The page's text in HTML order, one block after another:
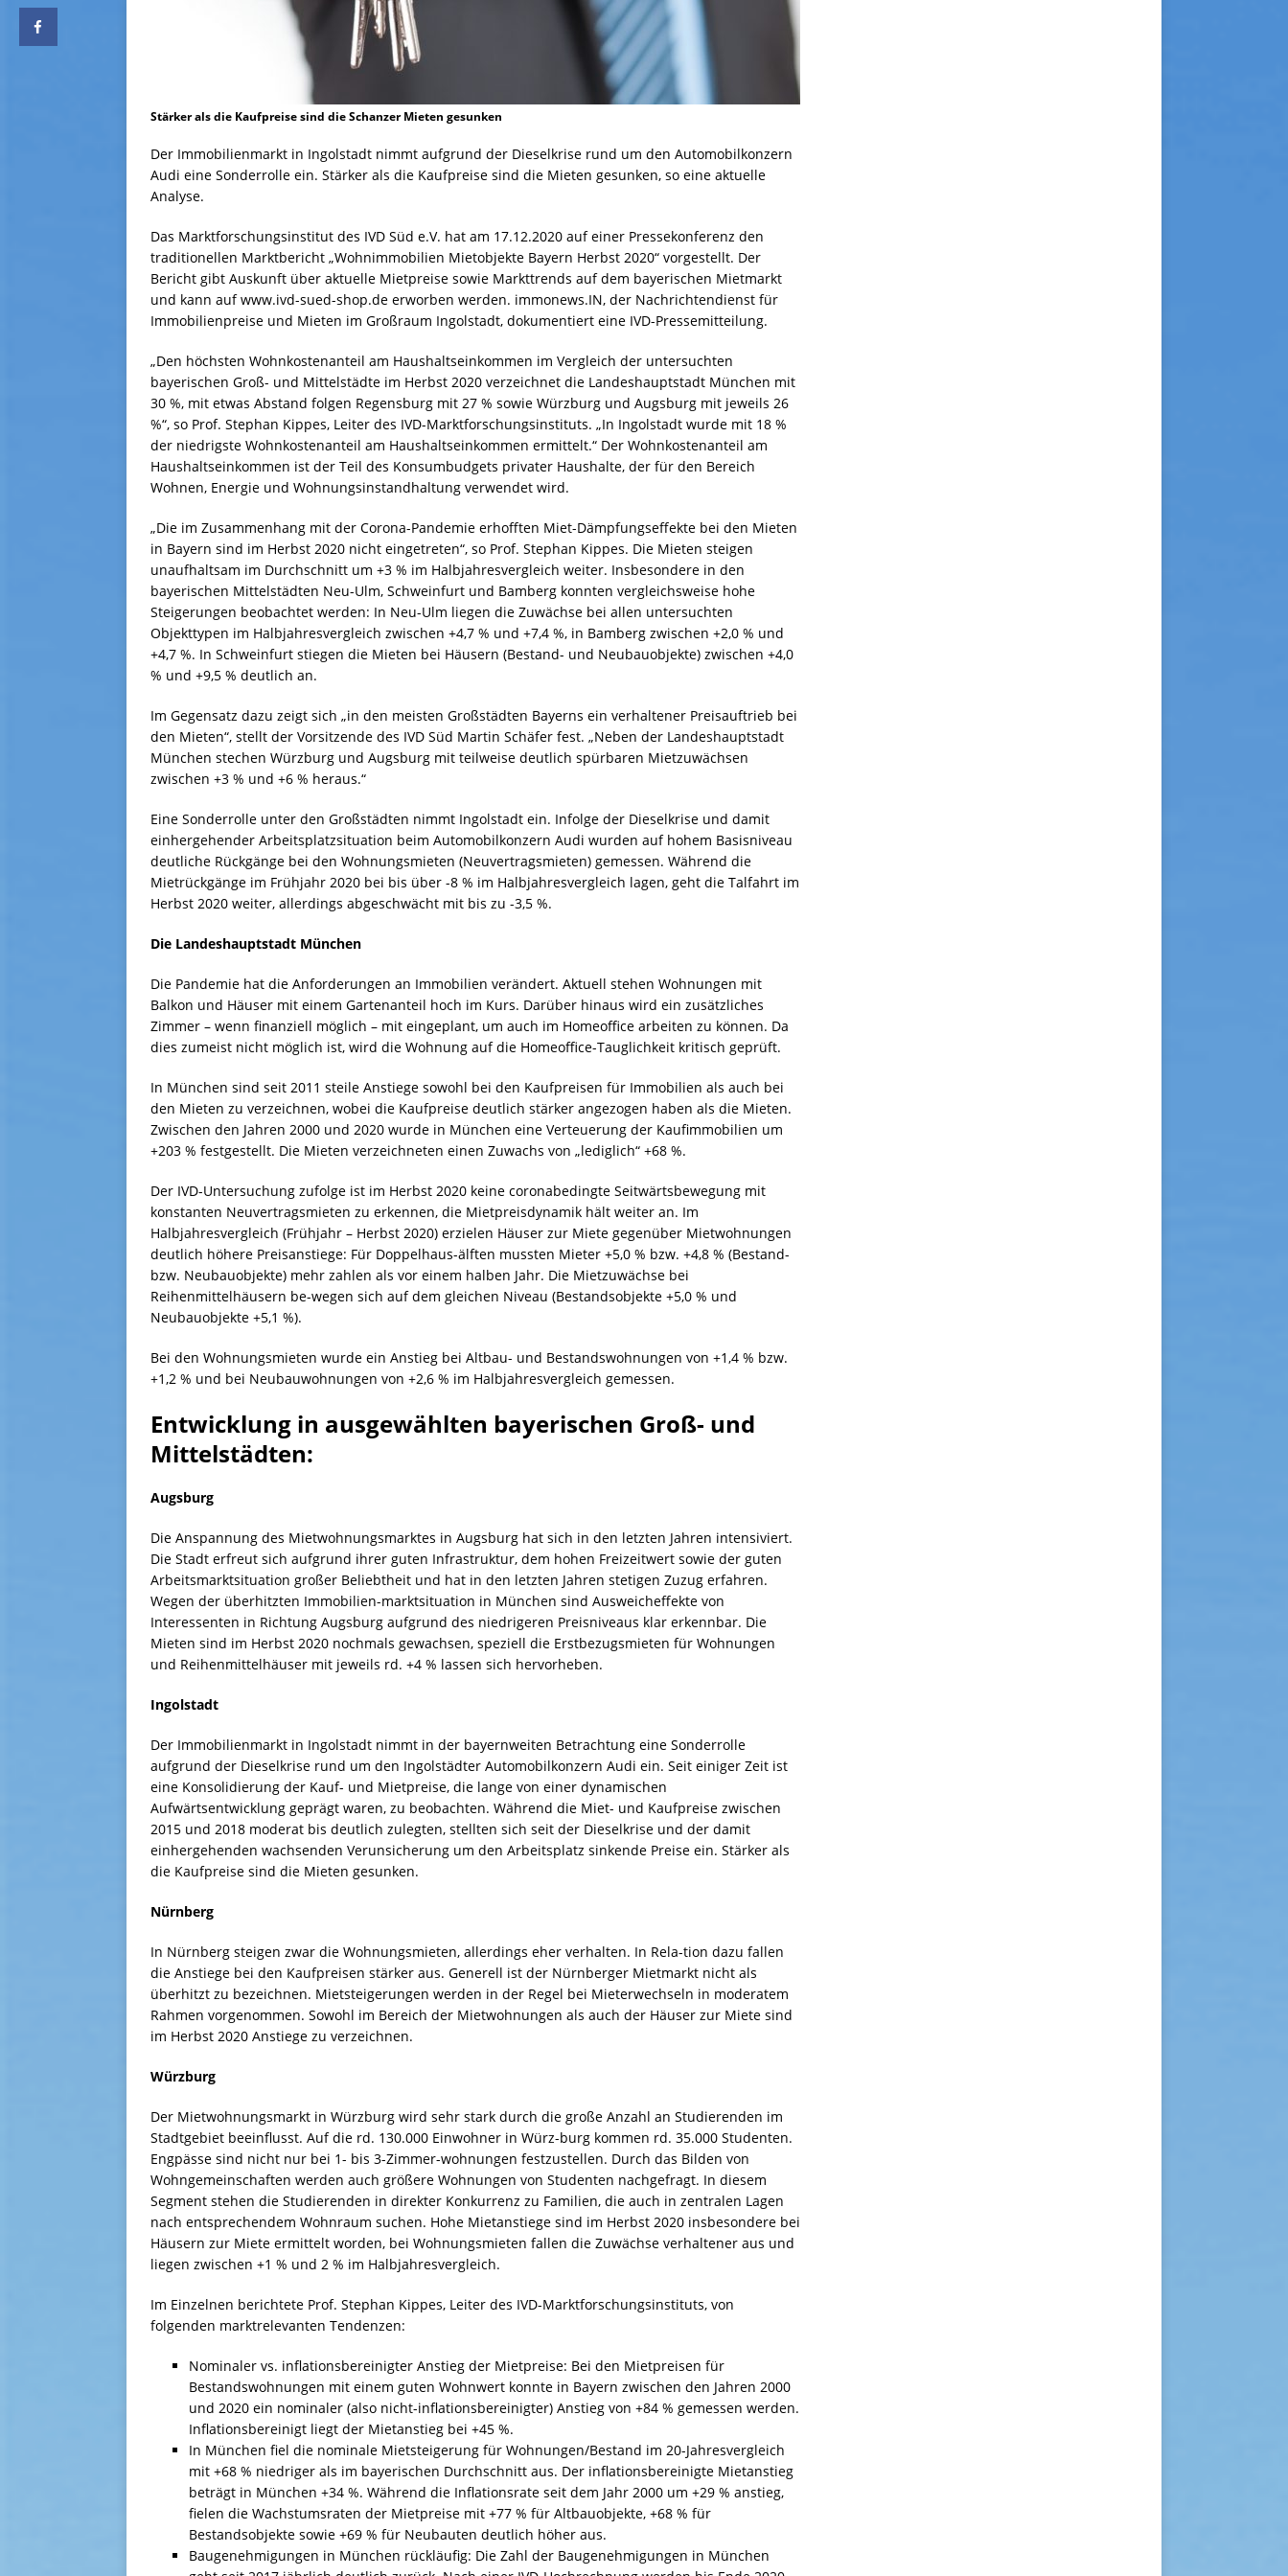
Stärker als die Kaufpreise sind die Schanzer Mieten gesunken
Der Immobilienmarkt in Ingolstadt nimmt aufgrund der Dieselkrise rund um den Automobilkonzern
Audi eine Sonderrolle ein. Stärker als die Kaufpreise sind die Mieten gesunken, so eine aktuelle
Analyse.
Das Marktforschungsinstitut des IVD Süd e.V. hat am 17.12.2020 auf einer Pressekonferenz den
traditionellen Marktbericht „Wohnimmobilien Mietobjekte Bayern Herbst 2020“ vorgestellt. Der
Bericht gibt Auskunft über aktuelle Mietpreise sowie Markttrends auf dem bayerischen Mietmarkt
und kann auf www.ivd-sued-shop.de erworben werden. immonews.IN, der Nachrichtendienst für
Immobilienpreise und Mieten im Großraum Ingolstadt, dokumentiert eine IVD-Pressemitteilung.
„Den höchsten Wohnkostenanteil am Haushaltseinkommen im Vergleich der untersuchten
bayerischen Groß- und Mittelstädte im Herbst 2020 verzeichnet die Landeshauptstadt München mit
30 %, mit etwas Abstand folgen Regensburg mit 27 % sowie Würzburg und Augsburg mit jeweils 26
%“, so Prof. Stephan Kippes, Leiter des IVD-Marktforschungsinstituts. „In Ingolstadt wurde mit 18 %
der niedrigste Wohnkostenanteil am Haushaltseinkommen ermittelt.“ Der Wohnkostenanteil am
Haushaltseinkommen ist der Teil des Konsumbudgets privater Haushalte, der für den Bereich
Wohnen, Energie und Wohnungsinstandhaltung verwendet wird.
„Die im Zusammenhang mit der Corona-Pandemie erhofften Miet-Dämpfungseffekte bei den Mieten
in Bayern sind im Herbst 2020 nicht eingetreten“, so Prof. Stephan Kippes. Die Mieten steigen
unaufhaltsam im Durchschnitt um +3 % im Halbjahresvergleich weiter. Insbesondere in den
bayerischen Mittelstädten Neu-Ulm, Schweinfurt und Bamberg konnten vergleichsweise hohe
Steigerungen beobachtet werden: In Neu-Ulm liegen die Zuwächse bei allen untersuchten
Objekttypen im Halbjahresvergleich zwischen +4,7 % und +7,4 %, in Bamberg zwischen +2,0 % und
+4,7 %. In Schweinfurt stiegen die Mieten bei Häusern (Bestand- und Neubauobjekte) zwischen +4,0
% und +9,5 % deutlich an.
Im Gegensatz dazu zeigt sich „in den meisten Großstädten Bayerns ein verhaltener Preisauftrieb bei
den Mieten“, stellt der Vorsitzende des IVD Süd Martin Schäfer fest. „Neben der Landeshauptstadt
München stechen Würzburg und Augsburg mit teilweise deutlich spürbaren Mietzuwächsen
zwischen +3 % und +6 % heraus.“
Eine Sonderrolle unter den Großstädten nimmt Ingolstadt ein. Infolge der Dieselkrise und damit
einhergehender Arbeitsplatzsituation beim Automobilkonzern Audi wurden auf hohem Basisniveau
deutliche Rückgänge bei den Wohnungsmieten (Neuvertragsmieten) gemessen. Während die
Mietrückgänge im Frühjahr 2020 bei bis über -8 % im Halbjahresvergleich lagen, geht die Talfahrt im
Herbst 2020 weiter, allerdings abgeschwächt mit bis zu -3,5 %.
Die Landeshauptstadt München
Die Pandemie hat die Anforderungen an Immobilien verändert. Aktuell stehen Wohnungen mit
Balkon und Häuser mit einem Gartenanteil hoch im Kurs. Darüber hinaus wird ein zusätzliches
Zimmer – wenn finanziell möglich – mit eingeplant, um auch im Homeoffice arbeiten zu können. Da
dies zumeist nicht möglich ist, wird die Wohnung auf die Homeoffice-Tauglichkeit kritisch geprüft.
In München sind seit 2011 steile Anstiege sowohl bei den Kaufpreisen für Immobilien als auch bei
den Mieten zu verzeichnen, wobei die Kaufpreise deutlich stärker angezogen haben als die Mieten.
Zwischen den Jahren 2000 und 2020 wurde in München eine Verteuerung der Kaufimmobilien um
+203 % festgestellt. Die Mieten verzeichneten einen Zuwachs von „lediglich“ +68 %.
Der IVD-Untersuchung zufolge ist im Herbst 2020 keine coronabedingte Seitwärtsbewegung mit
konstanten Neuvertragsmieten zu erkennen, die Mietpreisdynamik hält weiter an. Im
Halbjahresvergleich (Frühjahr – Herbst 2020) erzielen Häuser zur Miete gegenüber Mietwohnungen
deutlich höhere Preisanstiege: Für Doppelhaus-älften mussten Mieter +5,0 % bzw. +4,8 % (Bestand-
bzw. Neubauobjekte) mehr zahlen als vor einem halben Jahr. Die Mietzuwächse bei
Reihenmittelhäusern be-wegen sich auf dem gleichen Niveau (Bestandsobjekte +5,0 % und
Neubauobjekte +5,1 %).
Bei den Wohnungsmieten wurde ein Anstieg bei Altbau- und Bestandswohnungen von +1,4 % bzw.
+1,2 % und bei Neubauwohnungen von +2,6 % im Halbjahresvergleich gemessen.
Entwicklung in ausgewählten bayerischen Groß- und
Mittelstädten:
Augsburg
Die Anspannung des Mietwohnungsmarktes in Augsburg hat sich in den letzten Jahren intensiviert.
Die Stadt erfreut sich aufgrund ihrer guten Infrastruktur, dem hohen Freizeitwert sowie der guten
Arbeitsmarktsituation großer Beliebtheit und hat in den letzten Jahren stetigen Zuzug erfahren.
Wegen der überhitzten Immobilien-marktsituation in München sind Ausweicheffekte von
Interessenten in Richtung Augsburg aufgrund des niedrigeren Preisniveaus klar erkennbar. Die
Mieten sind im Herbst 2020 nochmals gewachsen, speziell die Erstbezugsmieten für Wohnungen
und Reihenmittelhäuser mit jeweils rd. +4 % lassen sich hervorheben.
Ingolstadt
Der Immobilienmarkt in Ingolstadt nimmt in der bayernweiten Betrachtung eine Sonderrolle
aufgrund der Dieselkrise rund um den Ingolstädter Automobilkonzern Audi ein. Seit einiger Zeit ist
eine Konsolidierung der Kauf- und Mietpreise, die lange von einer dynamischen
Aufwärtsentwicklung geprägt waren, zu beobachten. Während die Miet- und Kaufpreise zwischen
2015 und 2018 moderat bis deutlich zulegten, stellten sich seit der Dieselkrise und der damit
einhergehenden wachsenden Verunsicherung um den Arbeitsplatz sinkende Preise ein. Stärker als
die Kaufpreise sind die Mieten gesunken.
Nürnberg
In Nürnberg steigen zwar die Wohnungsmieten, allerdings eher verhalten. In Rela-tion dazu fallen
die Anstiege bei den Kaufpreisen stärker aus. Generell ist der Nürnberger Mietmarkt nicht als
überhitzt zu bezeichnen. Mietsteigerungen werden in der Regel bei Mieterwechseln in moderatem
Rahmen vorgenommen. Sowohl im Bereich der Mietwohnungen als auch der Häuser zur Miete sind
im Herbst 2020 Anstiege zu verzeichnen.
Würzburg
Der Mietwohnungsmarkt in Würzburg wird sehr stark durch die große Anzahl an Studierenden im
Stadtgebiet beeinflusst. Auf die rd. 130.000 Einwohner in Würz-burg kommen rd. 35.000 Studenten.
Engpässe sind nicht nur bei 1- bis 3-Zimmer-wohnungen festzustellen. Durch das Bilden von
Wohngemeinschaften werden auch größere Wohnungen von Studenten nachgefragt. In diesem
Segment stehen die Studierenden in direkter Konkurrenz zu Familien, die auch in zentralen Lagen
nach entsprechendem Wohnraum suchen. Hohe Mietanstiege sind im Herbst 2020 insbesondere bei
Häusern zur Miete ermittelt worden, bei Wohnungsmieten fallen die Zuwächse verhaltener aus und
liegen zwischen +1 % und 2 % im Halbjahresvergleich.
Im Einzelnen berichtete Prof. Stephan Kippes, Leiter des IVD-Marktforschungsinstituts, von
folgenden marktrelevanten Tendenzen:
Nominaler vs. inflationsbereinigter Anstieg der Mietpreise: Bei den Mietpreisen für
Bestandswohnungen mit einem guten Wohnwert konnte in Bayern zwischen den Jahren 2000
und 2020 ein nominaler (also nicht-inflationsbereinigter) Anstieg von +84 % gemessen werden.
Inflationsbereinigt liegt der Mietanstieg bei +45 %.
In München fiel die nominale Mietsteigerung für Wohnungen/Bestand im 20-Jahresvergleich
mit +68 % niedriger als im bayerischen Durchschnitt aus. Der inflationsbereinigte Mietanstieg
beträgt in München +34 %. Während die Inflationsrate seit dem Jahr 2000 um +29 % anstieg,
fielen die Wachstumsraten der Mietpreise mit +77 % für Altbauobjekte, +68 % für
Bestandsobjekte sowie +69 % für Neubauten deutlich höher aus.
Baugenehmigungen in München rückläufig: Die Zahl der Baugenehmigungen in München